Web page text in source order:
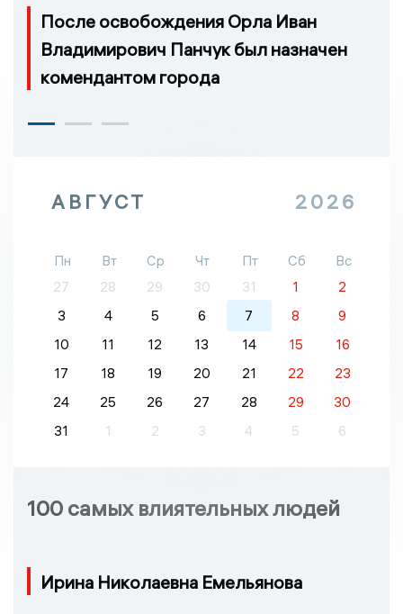
После освобождения Орла Иван
Владимирович Панчук был назначен
комендантом города
АВГУСТ 2026
Пн Вт Ср Чт Пт Сб
Вс
27
28 29 30 31 1
2
3
4 5 6 7 8
9
10
11 12 13 14 15
16
17
18 19 20 21 22
23
24
25 26 27 28 29
30
31
1 2 3 4 5 6
100 самых влиятельных людей
Ирина Николаевна Емельянова